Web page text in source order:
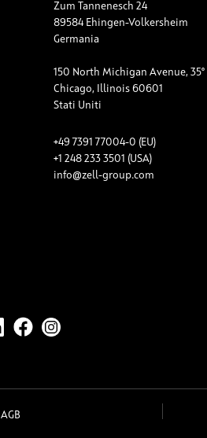
Zum Tannenesch 24
89584 Ehingen-Volkersheim
Germania
150 North Michigan Avenue,
Chicago, Illinois 60601
Stati Uniti
+49 7391 77004-0 (EU)
+1 248 233 3501 (USA)
info@zell-group.com
AGB